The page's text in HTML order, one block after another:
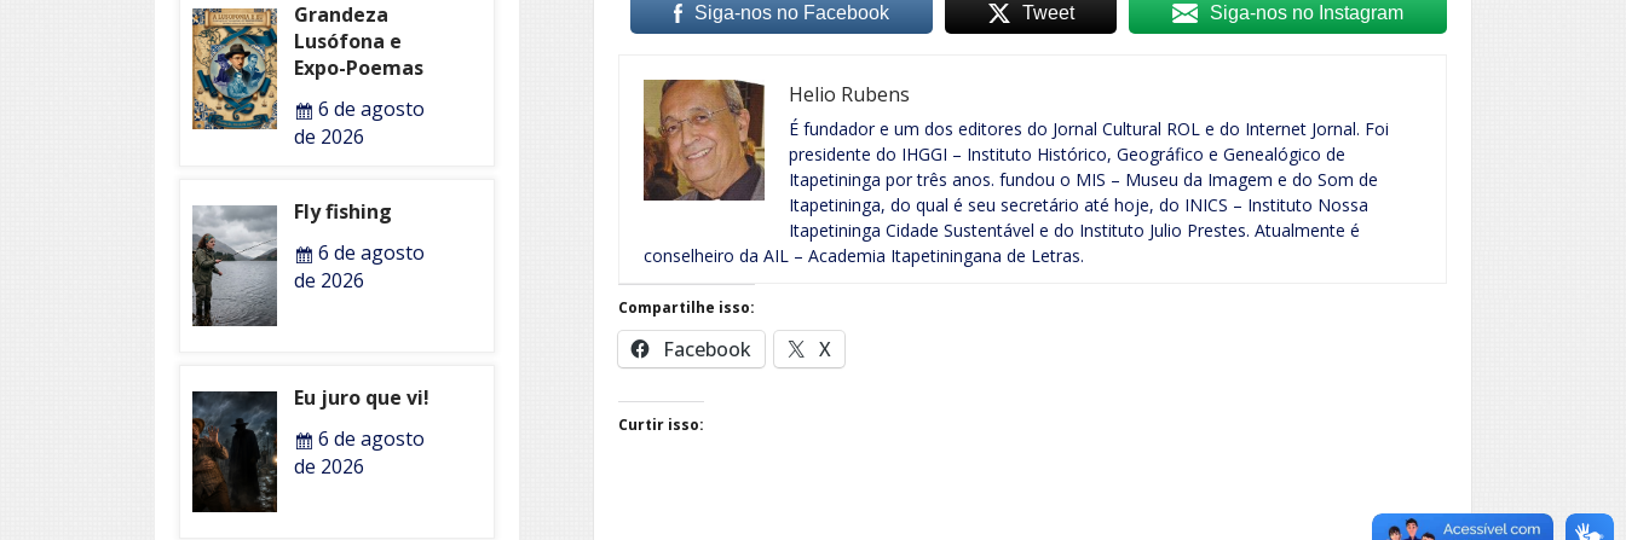
Siga-nos no Facebook Tweet Siga-nos no Instagram
Helio Rubens
É fundador e um dos editores do Jornal Cultural ROL e do Internet Jornal. Foi
presidente do IHGGI – Instituto Histórico, Geográfico e Genealógico de
Itapetininga por três anos. fundou o MIS – Museu da Imagem e do Som de
Itapetininga, do qual é seu secretário até hoje, do INICS – Instituto Nossa
Itapetininga Cidade Sustentável e do Instituto Julio Prestes. Atualmente é
conselheiro da AIL – Academia Itapetiningana de Letras.
Compartilhe isso:
Facebook X
Curtir isso:
Grandeza
Lusófona e
Expo-Poemas
6 de agosto
de 2026
Fly fishing
6 de agosto
de 2026
Eu juro que vi!
6 de agosto
de 2026